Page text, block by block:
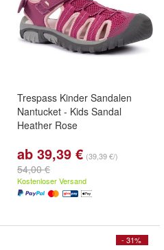
Trespass Kinder Sandalen
Nantucket - Kids Sandal
Heather Rose
ab 39,39 € (39,39 €/)
54,00 €
Kostenloser Versand
- 31%